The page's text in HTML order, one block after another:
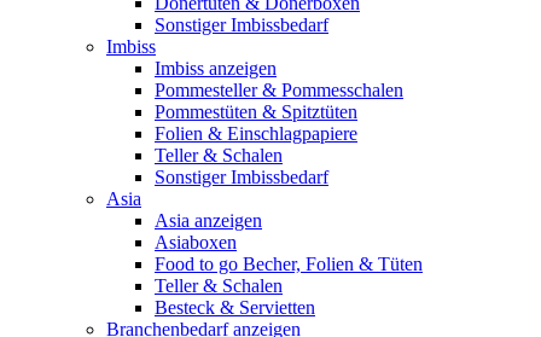
Sonstiger Imbissbedarf
Imbiss
Imbiss anzeigen
Pommesteller & Pommesschalen
Pommestüten & Spitztüten
Folien & Einschlagpapiere
Teller & Schalen
Sonstiger Imbissbedarf
Asia
Asia anzeigen
Asiaboxen
Food to go Becher, Folien & Tüten
Teller & Schalen
Besteck & Servietten
Branchenbedarf anzeigen